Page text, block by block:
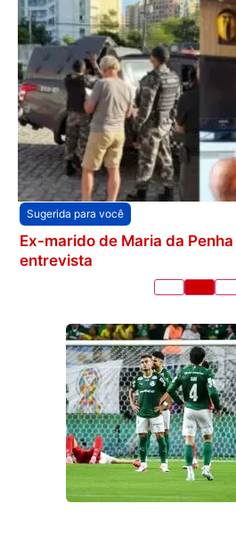
Sugerida para você
Ex-marido de Maria da
entrevista